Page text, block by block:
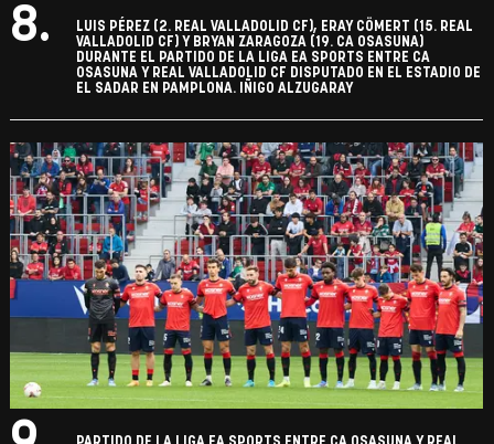
8.
LUIS PÉREZ (2. REAL VALLADOLID CF), ERAY CÖMERT (15. REAL
VALLADOLID CF) Y BRYAN ZARAGOZA (19. CA OSASUNA)
DURANTE EL PARTIDO DE LA LIGA EA SPORTS ENTRE CA
OSASUNA Y REAL VALLADOLID CF DISPUTADO EN EL ESTADIO DE
EL SADAR EN PAMPLONA. IÑIGO ALZUGARAY